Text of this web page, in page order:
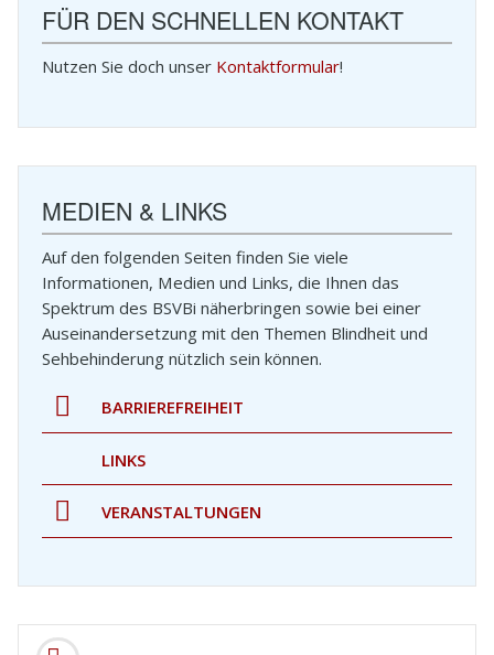
FÜR DEN SCHNELLEN KONTAKT
Nutzen Sie doch unser Kontaktformular!
MEDIEN & LINKS
Auf den folgenden Seiten finden Sie viele
Informationen, Medien und Links, die Ihnen das
Spektrum des BSVBi näherbringen sowie bei einer
Auseinandersetzung mit den Themen Blindheit und
Sehbehinderung nützlich sein können.
BARRIEREFREIHEIT
LINKS
VERANSTALTUNGEN